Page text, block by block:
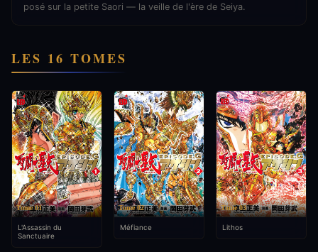
posé sur la petite Saori — la veille de l'ère de Seiya.
LES 16 TOMES
Tome 01
L'Assassin du
Sanctuaire
Tome 02
Méfiance
Tome 03
Lithos